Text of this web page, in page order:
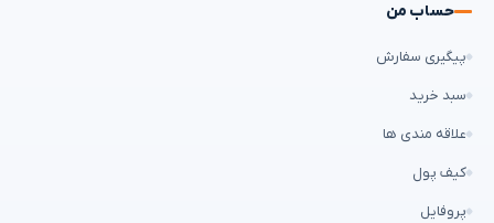
حساب من
پیگیری سفارش
سبد خرید
علاقه مندی ها
کیف پول
پروفایل